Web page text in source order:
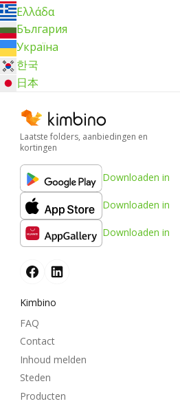
Ελλάδα
България
Україна
한국
日本
Laatste folders, aanbiedingen en
kortingen
Downloaden in
Downloaden in
Downloaden in
Kimbino
FAQ
Contact
Inhoud melden
Steden
Producten